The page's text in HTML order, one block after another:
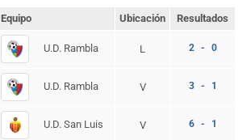
Equipo Ubicación
Resultados
U.D. Rambla L 2 - 0
U.D. Rambla V 3 - 1
U.D. San Luis V 6 - 1